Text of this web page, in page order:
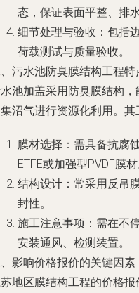
态，保证表面平整、排水
细节处理与验收：包括
荷载测试与质量验收。
污水池防臭膜结构工程特
池加盖采用防臭膜结构
沼气进行资源化利用。其
膜材选择：需具备抗腐
ETFE或加强型PVDF膜材
结构设计：常采用反吊
封性。
施工注意事项：需在不
安装通风、检测装置。
影响价格报价的关键因素
地区膜结构工程的价格